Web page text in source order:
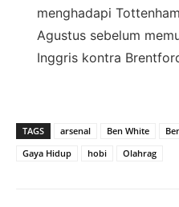
menghadapi
Agustus sebelum
Inggris kontra
TAGS arsenal Ben White
Gaya Hidup
hobi Olahrag